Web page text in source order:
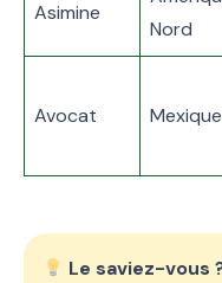
Asimine
Nord
Avocat Mexique
Le saviez-vous